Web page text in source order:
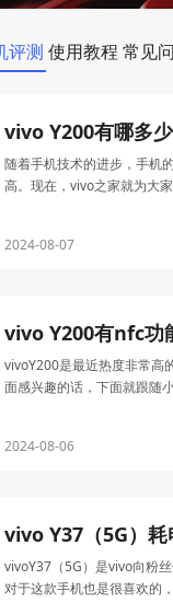
评测 使用教程 常见
vivo Y200有哪多
随着手机技术的进步，手机
高。现在，vivo之家就为大
2024-08-07
vivo Y200有nfc功
vivoY200是最近热度非常高
面感兴趣的话，下面就跟随
2024-08-06
vivo Y37（5G）耗
vivoY37（5G）是vivo向粉
对于这款手机也是很喜欢的